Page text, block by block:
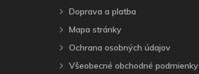
Doprava a platba
Mapa stránky
Ochrana osobných údajov
Všeobecné obchodné podmienky